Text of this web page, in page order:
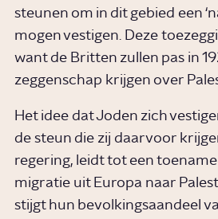
steunen om in dit gebied een
mogen vestigen. Deze
want de Britten zullen pas in
zeggenschap krijgen over
Het idee dat Joden zich
de steun die zij daarvoor
regering, leidt tot een
migratie uit Europa naar
stijgt hun bevolkingsaandeel